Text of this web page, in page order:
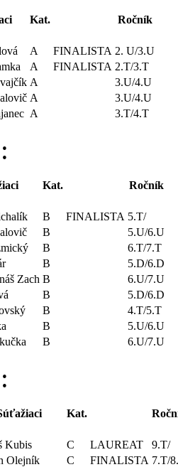
Kat.
Ročník
A FINALISTA 2. U/3.U
A FINALISTA 2.T/3.T
A
3.U/4.U
A
3.U/4.U
A 3.T/4.T
Kat.
Ročník
B FINALISTA 5.T/
B
5.U/6.U
B
6.T/7.T
B
5.D/6.D
Zach B
6.U/7.U
B
5.D/6.D
B
4.T/5.T
B
5.U/6.U
B 6.U/7.U
Kat.
Kubis C LAUREAT
9.T/
Olejník C FINALISTA 7.T/